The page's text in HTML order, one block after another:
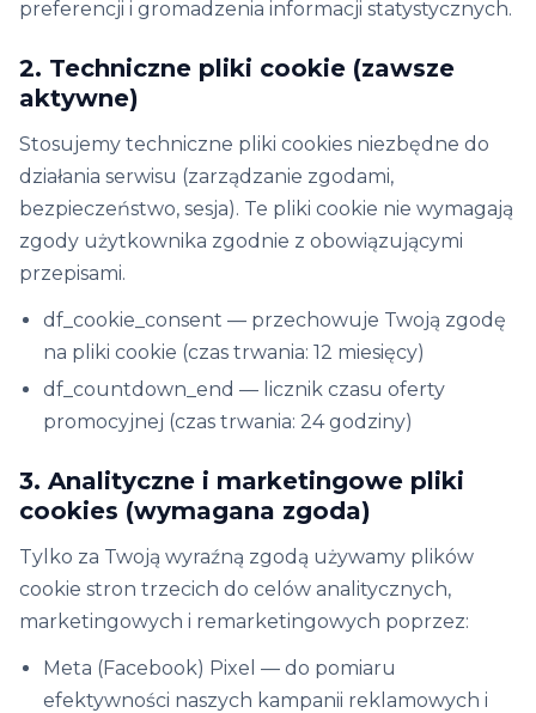
preferencji i gromadzenia informacji statystycznych.
2. Techniczne pliki cookie (zawsze
aktywne)
Stosujemy techniczne pliki cookies niezbędne do
działania serwisu (zarządzanie zgodami,
bezpieczeństwo, sesja). Te pliki cookie nie wymagają
zgody użytkownika zgodnie z obowiązującymi
przepisami.
df_cookie_consent — przechowuje Twoją zgodę
na pliki cookie (czas trwania: 12 miesięcy)
df_countdown_end — licznik czasu oferty
promocyjnej (czas trwania: 24 godziny)
3. Analityczne i marketingowe pliki
cookies (wymagana zgoda)
Tylko za Twoją wyraźną zgodą używamy plików
cookie stron trzecich do celów analitycznych,
marketingowych i remarketingowych poprzez:
Meta (Facebook) Pixel — do pomiaru
efektywności naszych kampanii reklamowych i